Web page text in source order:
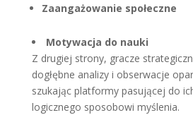
Zaangażowanie społeczne
Motywacja do nauki
Z drugiej strony, gracze
dogłębne analizy i obserwacje
szukając platformy pasującej do
logicznego sposobowi myślenia.